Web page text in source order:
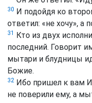
30 И подойдя ко
ответил: «не хочу», а
31 Кто из двух
последний. Говорит
мытари и блудницы
Божие.
32 Ибо пришел к вам
не поверили ему, а